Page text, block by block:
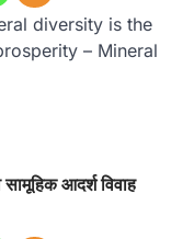
diversity is the
– Mineral
आदर्श विवाह